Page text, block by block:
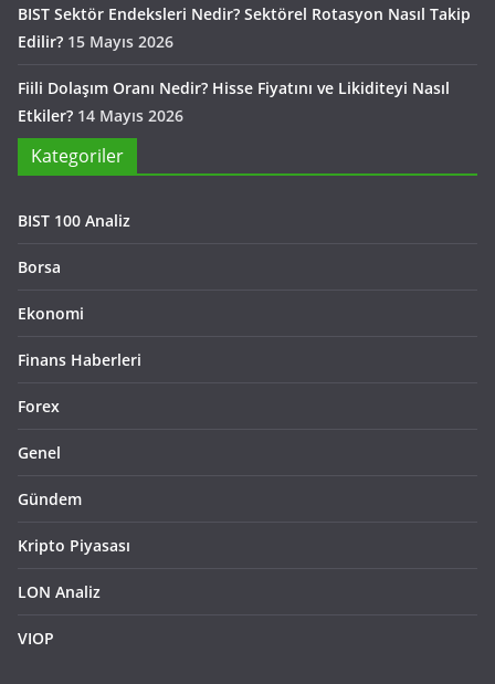
BIST Sektör Endeksleri Nedir? Sektörel Rotasyon Nasıl Takip
Edilir? 15 Mayıs 2026
Fiili Dolaşım Oranı Nedir? Hisse Fiyatını ve Likiditeyi Nasıl
Etkiler? 14 Mayıs 2026
Kategoriler
BIST 100 Analiz
Borsa
Ekonomi
Finans Haberleri
Forex
Genel
Gündem
Kripto Piyasası
LON Analiz
VIOP